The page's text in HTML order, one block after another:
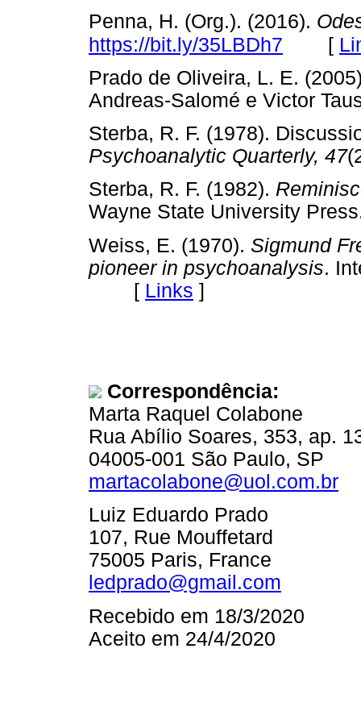
Penna, H. (Org.). (2016).
https://bit.ly/35LBDh7 [
Prado de Oliveira, L. E.
Andreas-Salomé e Victor
Sterba, R. F. (1978).
Psychoanalytic Quarterly, 47
Sterba, R. F. (1982).
Wayne State University
Weiss, E. (1970). Sigmund
pioneer in psychoanalysis.
[ Links ]
Correspondência:
Marta Raquel Colabone
Rua Abílio Soares, 353, ap.
04005-001 São Paulo, SP
martacolabone@uol.com.br
Luiz Eduardo Prado
107, Rue Mouffetard
75005 Paris, France
ledprado@gmail.com
Recebido em 18/3/2020
Aceito em 24/4/2020